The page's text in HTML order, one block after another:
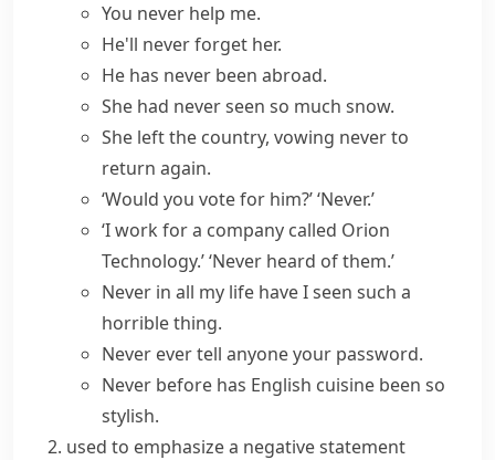
You never help me.
He'll never forget her.
He has never been abroad.
She had never seen so much snow.
She left the country, vowing never to
return again.
‘Would you vote for him?’ ‘Never.’
‘I work for a company called Orion
Technology.’ ‘Never heard of them.’
Never in all my life have I seen such a
horrible thing.
Never evertell anyone your password.
Never before has English cuisine been so
stylish.
used to emphasize a negative statement